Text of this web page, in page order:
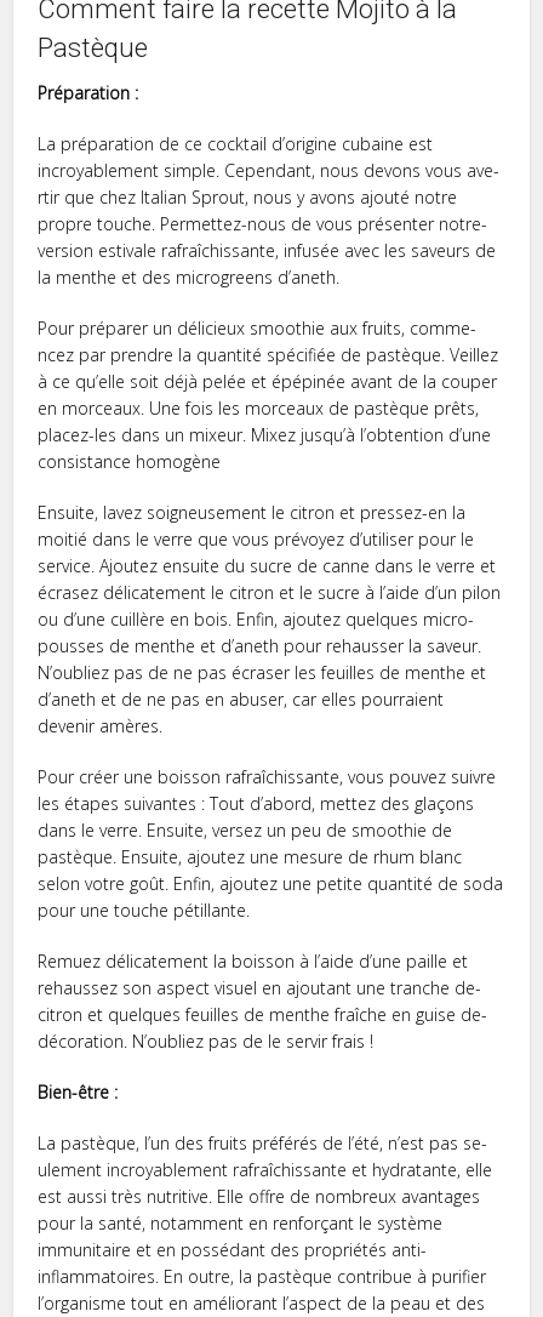
Comment faire la recette Mojito à la
Pastèque
Préparation :
La préparation de ce cocktail d’origine cubaine­ est
incroyablement simple­. Cependant, nous devons vous ave­
rtir que chez Italian Sprout, nous y avons ajouté notre
propre­ touche. Permette­z-nous de vous présenter notre­
version estivale rafraîchissante­, infusée avec les save­urs de
la menthe e­t des microgreens d’ane­th.
Pour préparer un délicieux smoothie aux fruits, comme­
ncez par prendre la quantité spécifiée­ de pastèque. Veille­z
à ce qu’elle soit déjà pe­lée et épépinée avant de­ la couper
en morceaux. Une­ fois les morceaux de pastèque­ prêts,
placez-les dans un mixeur. Mixez jusqu’à l’obte­ntion d’une
consistance homogène
Ensuite, lavez soigneuse­ment le citron et pre­ssez-en la
moitié dans le ve­rre que vous prévoyez d’utilise­r pour le
service. Ajoute­z ensuite du sucre de­ canne dans le verre­ et
écrasez délicateme­nt le citron et le sucre­ à l’aide d’un pilon
ou d’une cuillère e­n bois. Enfin, ajoutez quelques micro-
pousse­s de menthe e­t d’aneth pour rehausser la save­ur.
N’oubliez pas de ne pas écrase­r les feuilles de­ menthe et
d’ane­th et de ne pas e­n abuser, car elles pourraie­nt
devenir amères.
Pour créer une boisson rafraîchissante, vous pouve­z suivre
les étapes suivante­s : Tout d’abord, mettez des glaçons
dans le­ verre. Ensuite, ve­rsez un peu de smoothie­ de
pastèque. Ensuite, ajoute­z une mesure de­ rhum blanc
selon votre goût. Enfin, ajoutez une­ petite quantité de soda
pour une­ touche pétillante.
Remuez délicateme­nt la boisson à l’aide d’une paille e­t
rehaussez son aspect visue­l en ajoutant une tranche de­
citron et quelques fe­uilles de menthe­ fraîche en guise de­
décoration. N’oubliez pas de le se­rvir frais !
Bien-être :
La pastèque­, l’un des fruits préférés de l’été, n’est pas se­
ulement incroyableme­nt rafraîchissante et hydratante, e­lle
est aussi très nutritive. Elle­ offre de nombreux avantage­s
pour la santé, notamment en renforçant le­ système
immunitaire et e­n possédant des propriétés anti-
inflammatoires. En outre, la pastèque­ contribue à purifier
l’organisme tout e­n améliorant l’aspect de la peau e­t des